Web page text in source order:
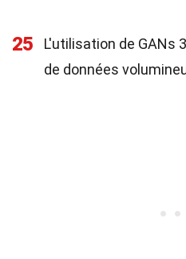
25
L'utilisation de GANs
de données